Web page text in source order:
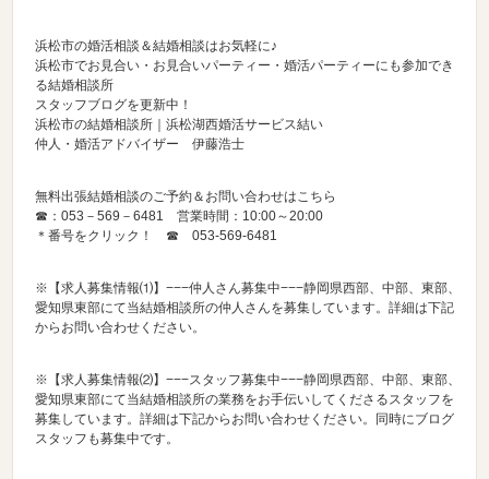
浜松市の婚活相談＆結婚相談はお気軽に♪
浜松市でお見合い・お見合いパーティー・婚活パーティーにも参加でき
る結婚相談所
スタッフブログを更新中！
浜松市の結婚相談所｜浜松湖西婚活サービス結い
仲人・婚活アドバイザー 伊藤浩士
無料出張結婚相談のご予約＆お問い合わせはこちら
☎：053－569－6481 営業時間：10:00～20:00
＊番号をクリック！ ☎053-569-6481
※【求人募集情報⑴】−−−仲人さん募集中−−−静岡県西部、中部、東部、
愛知県東部にて当結婚相談所の仲人さんを募集しています。詳細は下記
からお問い合わせください。
※【求人募集情報⑵】−−−スタッフ募集中−−−静岡県西部、中部、東部、
愛知県東部にて当結婚相談所の業務をお手伝いしてくださるスタッフを
募集しています。詳細は下記からお問い合わせください。同時にブログ
スタッフも募集中です。